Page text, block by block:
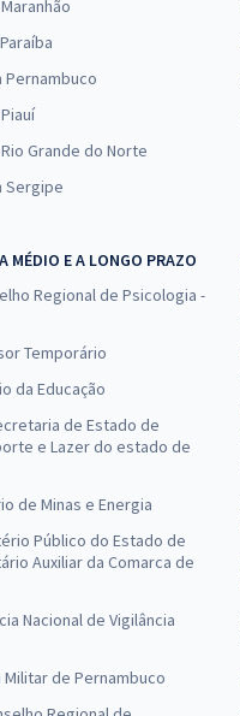
Pernambuco
Grande do Norte
Sergipe
MÉDIO E A LONGO PRAZO
Regional de Psicologia -
Temporário
da Educação
de Estado de
e Lazer do estado de
de Minas e Energia
Público do Estado de
Auxiliar da Comarca de
Nacional de Vigilância
Militar de Pernambuco